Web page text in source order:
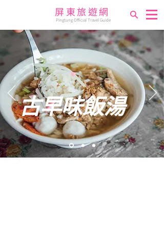
屏東旅遊網
Pingtung Official Travel Guide
古早味飯湯